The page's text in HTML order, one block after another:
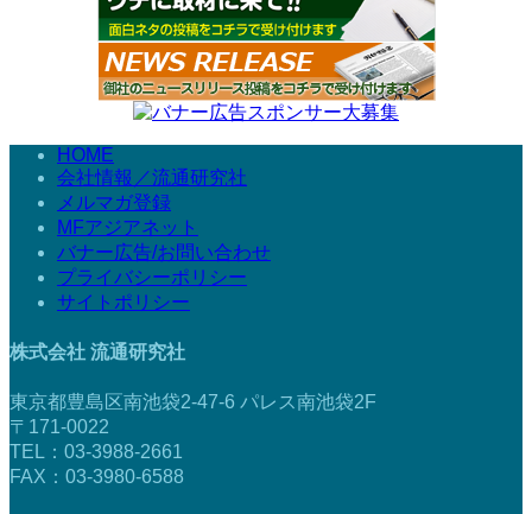
HOME
会社情報／流通研究社
メルマガ登録
MFアジアネット
バナー広告/お問い合わせ
プライバシーポリシー
サイトポリシー
株式会社 流通研究社
東京都豊島区南池袋2-47-6 パレス南池袋2F
〒171-0022
TEL：03-3988-2661
FAX：03-3980-6588